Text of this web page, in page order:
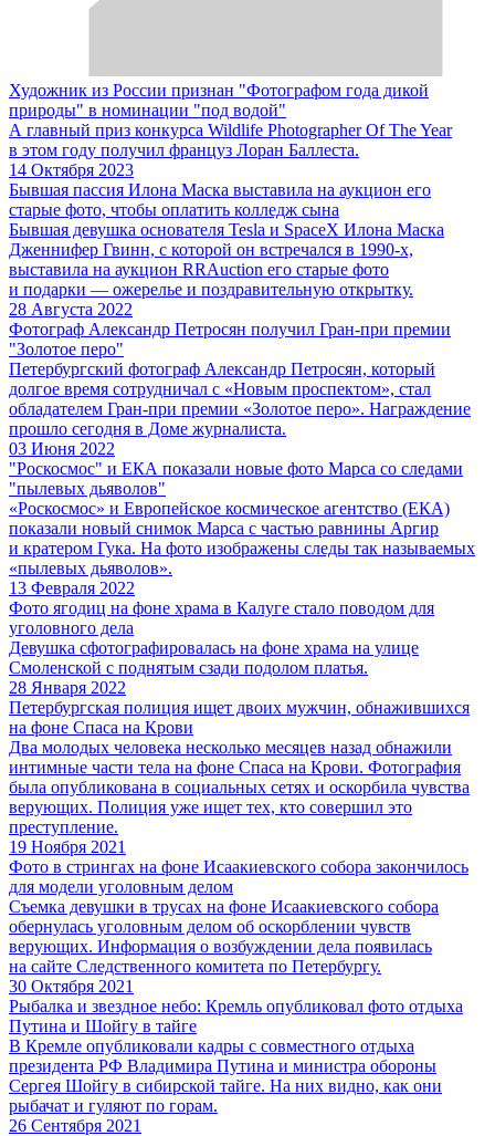
Художник из России признан "Фотографом года дикой
природы" в номинации "под водой"
А главный приз конкурса Wildlife Photographer Of The Year
в этом году получил француз Лоран Баллеста.
14 Октября 2023
Бывшая пассия Илона Маска выставила на аукцион его
старые фото, чтобы оплатить колледж сына
Бывшая девушка основателя Tesla и SpaceX Илона Маска
Дженнифер Гвинн, с которой он встречался в 1990-х,
выставила на аукцион RRAuction его старые фото
и подарки — ожерелье и поздравительную открытку.
28 Августа 2022
Фотограф Александр Петросян получил Гран-при премии
"Золотое перо"
Петербургский фотограф Александр Петросян, который
долгое время сотрудничал с «Новым проспектом», стал
обладателем Гран-при премии «Золотое перо». Награждение
прошло сегодня в Доме журналиста.
03 Июня 2022
"Роскосмос" и ЕКА показали новые фото Марса со следами
"пылевых дьяволов"
«Роскосмос» и Европейское космическое агентство (ЕКА)
показали новый снимок Марса с частью равнины Аргир
и кратером Гука. На фото изображены следы так называемых
«пылевых дьяволов».
13 Февраля 2022
Фото ягодиц на фоне храма в Калуге стало поводом для
уголовного дела
Девушка сфотографировалась на фоне храма на улице
Смоленской с поднятым сзади подолом платья.
28 Января 2022
Петербургская полиция ищет двоих мужчин, обнажившихся
на фоне Спаса на Крови
Два молодых человека несколько месяцев назад обнажили
интимные части тела на фоне Спаса на Крови. Фотография
была опубликована в социальных сетях и оскорбила чувства
верующих. Полиция уже ищет тех, кто совершил это
преступление.
19 Ноября 2021
Фото в стрингах на фоне Исаакиевского собора закончилось
для модели уголовным делом
Съемка девушки в трусах на фоне Исаакиевского собора
обернулась уголовным делом об оскорблении чувств
верующих. Информация о возбуждении дела появилась
на сайте Следственного комитета по Петербургу.
30 Октября 2021
Рыбалка и звездное небо: Кремль опубликовал фото отдыха
Путина и Шойгу в тайге
В Кремле опубликовали кадры с совместного отдыха
президента РФ Владимира Путина и министра обороны
Сергея Шойгу в сибирской тайге. На них видно, как они
рыбачат и гуляют по горам.
26 Сентября 2021